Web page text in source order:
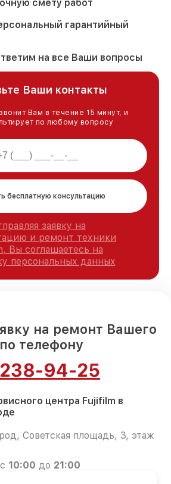
смету работ
гарантийный
на все Ваши вопросы
Ваши контакты
Вам в течение 15 минут, и
по любому вопросу
бесплатную консультацию
заявку на
и ремонт техники
Вы соглашаетесь на
персональных данных
на ремонт Вашего
телефону
94-25
центра Fujifilm в
Советская площадь, 3, этаж
с 10:00 до 21:00